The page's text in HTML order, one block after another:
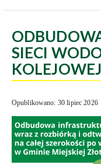
SIECI
KOLEJOWEJ
Opublikowano: 30 lipiec 2026